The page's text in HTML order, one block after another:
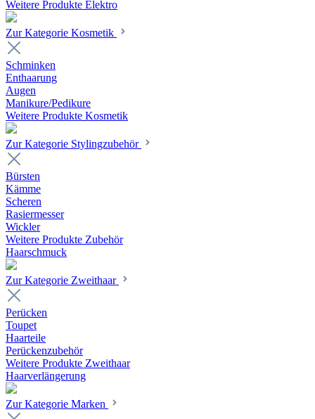
Weitere Produkte Elektro
Zur Kategorie Kosmetik
Schminken
Enthaarung
Augen
Manikure/Pedikure
Weitere Produkte Kosmetik
Zur Kategorie Stylingzubehör
Bürsten
Kämme
Scheren
Rasiermesser
Wickler
Weitere Produkte Zubehör
Haarschmuck
Zur Kategorie Zweithaar
Perücken
Toupet
Haarteile
Perückenzubehör
Weitere Produkte Zweithaar
Haarverlängerung
Zur Kategorie Marken